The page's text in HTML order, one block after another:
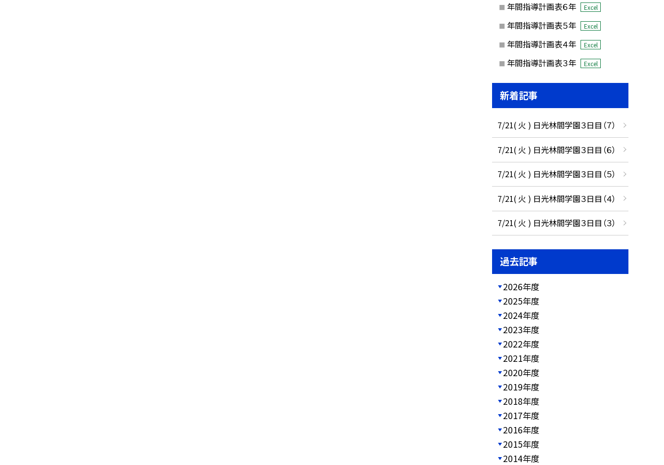
年間指導計画表６年 Excel
年間指導計画表５年 Excel
年間指導計画表４年 Excel
年間指導計画表３年 Excel
新着記事
7/21( 火 ) 日光林間学園３日目（７）
7/21( 火 ) 日光林間学園３日目（６）
7/21( 火 ) 日光林間学園３日目（５）
7/21( 火 ) 日光林間学園３日目（４）
7/21( 火 ) 日光林間学園３日目（３）
過去記事
2026年度
2025年度
2024年度
2023年度
2022年度
2021年度
2020年度
2019年度
2018年度
2017年度
2016年度
2015年度
2014年度